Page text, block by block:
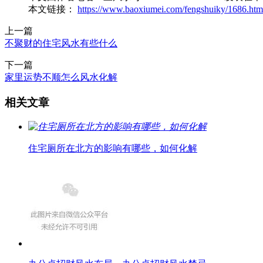
本文链接： https://www.baoxiumei.com/fengshuiky/
上一篇
不聚财的住宅风水有些什么
下一篇
家里运势不顺怎么风水化解
相关文章
住宅厕所在北方的影响有哪些，如何化解